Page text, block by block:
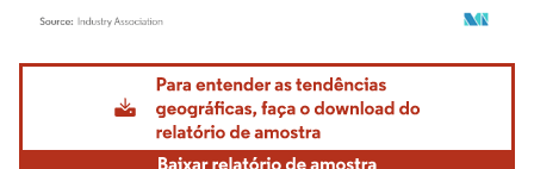
Imagem © Mordor Intelligence. O reuso requer atribuição conforme CC BY 4.0.